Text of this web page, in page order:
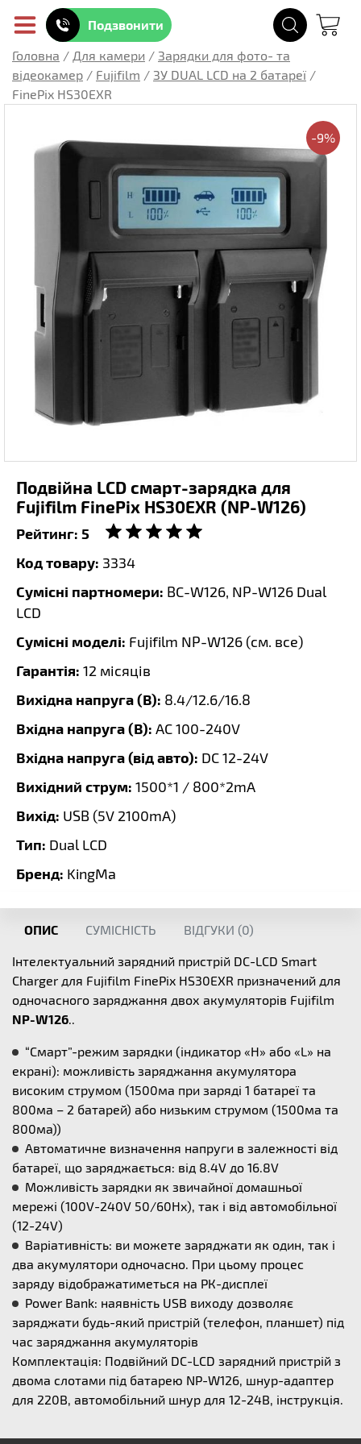
Подзвонити
Головна / Для камери / Зарядки для фото- та
відеокамер / Fujifilm / ЗУ DUAL LCD на 2 батареї /
FinePix HS30EXR
-9%
Подвійна LCD смарт-зарядка для
Fujifilm FinePix HS30EXR (NP-W126)
Рейтинг: 5
Код товару: 3334
Сумісні партномери: BC-W126, NP-W126 Dual
LCD
Сумісні моделі: Fujifilm NP-W126 (см. все)
Гарантія: 12 місяців
Вихідна напруга (В): 8.4/12.6/16.8
Вхідна напруга (В): AC 100-240V
Вхідна напруга (від авто): DC 12-24V
Вихідний струм: 1500*1 / 800*2mA
Вихід: USB (5V 2100mA)
Тип: Dual LCD
Бренд: KingMa
ОПИС СУМІСНІСТЬ ВІДГУКИ (0)
Інтелектуальний зарядний пристрій DC-LCD Smart
Charger для Fujifilm FinePix HS30EXR призначений для
одночасного заряджання двох акумуляторів Fujifilm
NP-W126..
“Смарт”-режим зарядки (індикатор «Н» або «L» на
екрані): можливість заряджання акумулятора
високим струмом (1500ма при заряді 1 батареї та
800ма – 2 батарей) або низьким струмом (1500ма та
800ма))
Автоматичне визначення напруги в залежності від
батареї, що заряджається: від 8.4V до 16.8V
Можливість зарядки як звичайної домашньої
мережі (100V-240V 50/60Hx), так і від автомобільної
(12-24V)
Варіативність: ви можете заряджати як один, так і
два акумулятори одночасно. При цьому процес
заряду відображатиметься на РК-дисплеї
Power Bank: наявність USB виходу дозволяє
заряджати будь-який пристрій (телефон, планшет) під
час заряджання акумуляторів
Комплектація: Подвійний DC-LCD зарядний пристрій з
двома слотами під батарею NP-W126, шнур-адаптер
для 220В, автомобільний шнур для 12-24В, інструкція.